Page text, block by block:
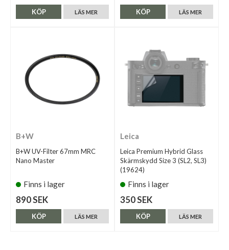
LÄS MER
KÖP LÄS MER
KÖP
B+W
B+W UV-Filter 67mm MRC
Nano Master
Finns i lager
890 SEK
LÄS MER
KÖP
Leica
Leica Premium Hybrid Glass
Skärmskydd Size 3 (SL2, SL3)
(19624)
Finns i lager
350 SEK
LÄS MER
KÖP